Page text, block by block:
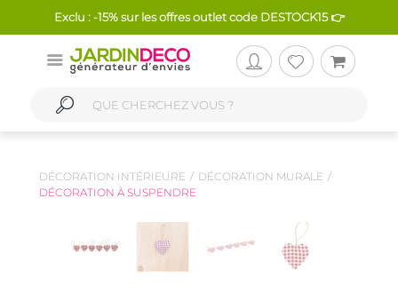
Exclu : -15% sur les offres outlet code DESTOCK15 👉
DÉCORATION INTÉRIEURE
DÉCORATION MURALE
DÉCORATION À SUSPENDRE